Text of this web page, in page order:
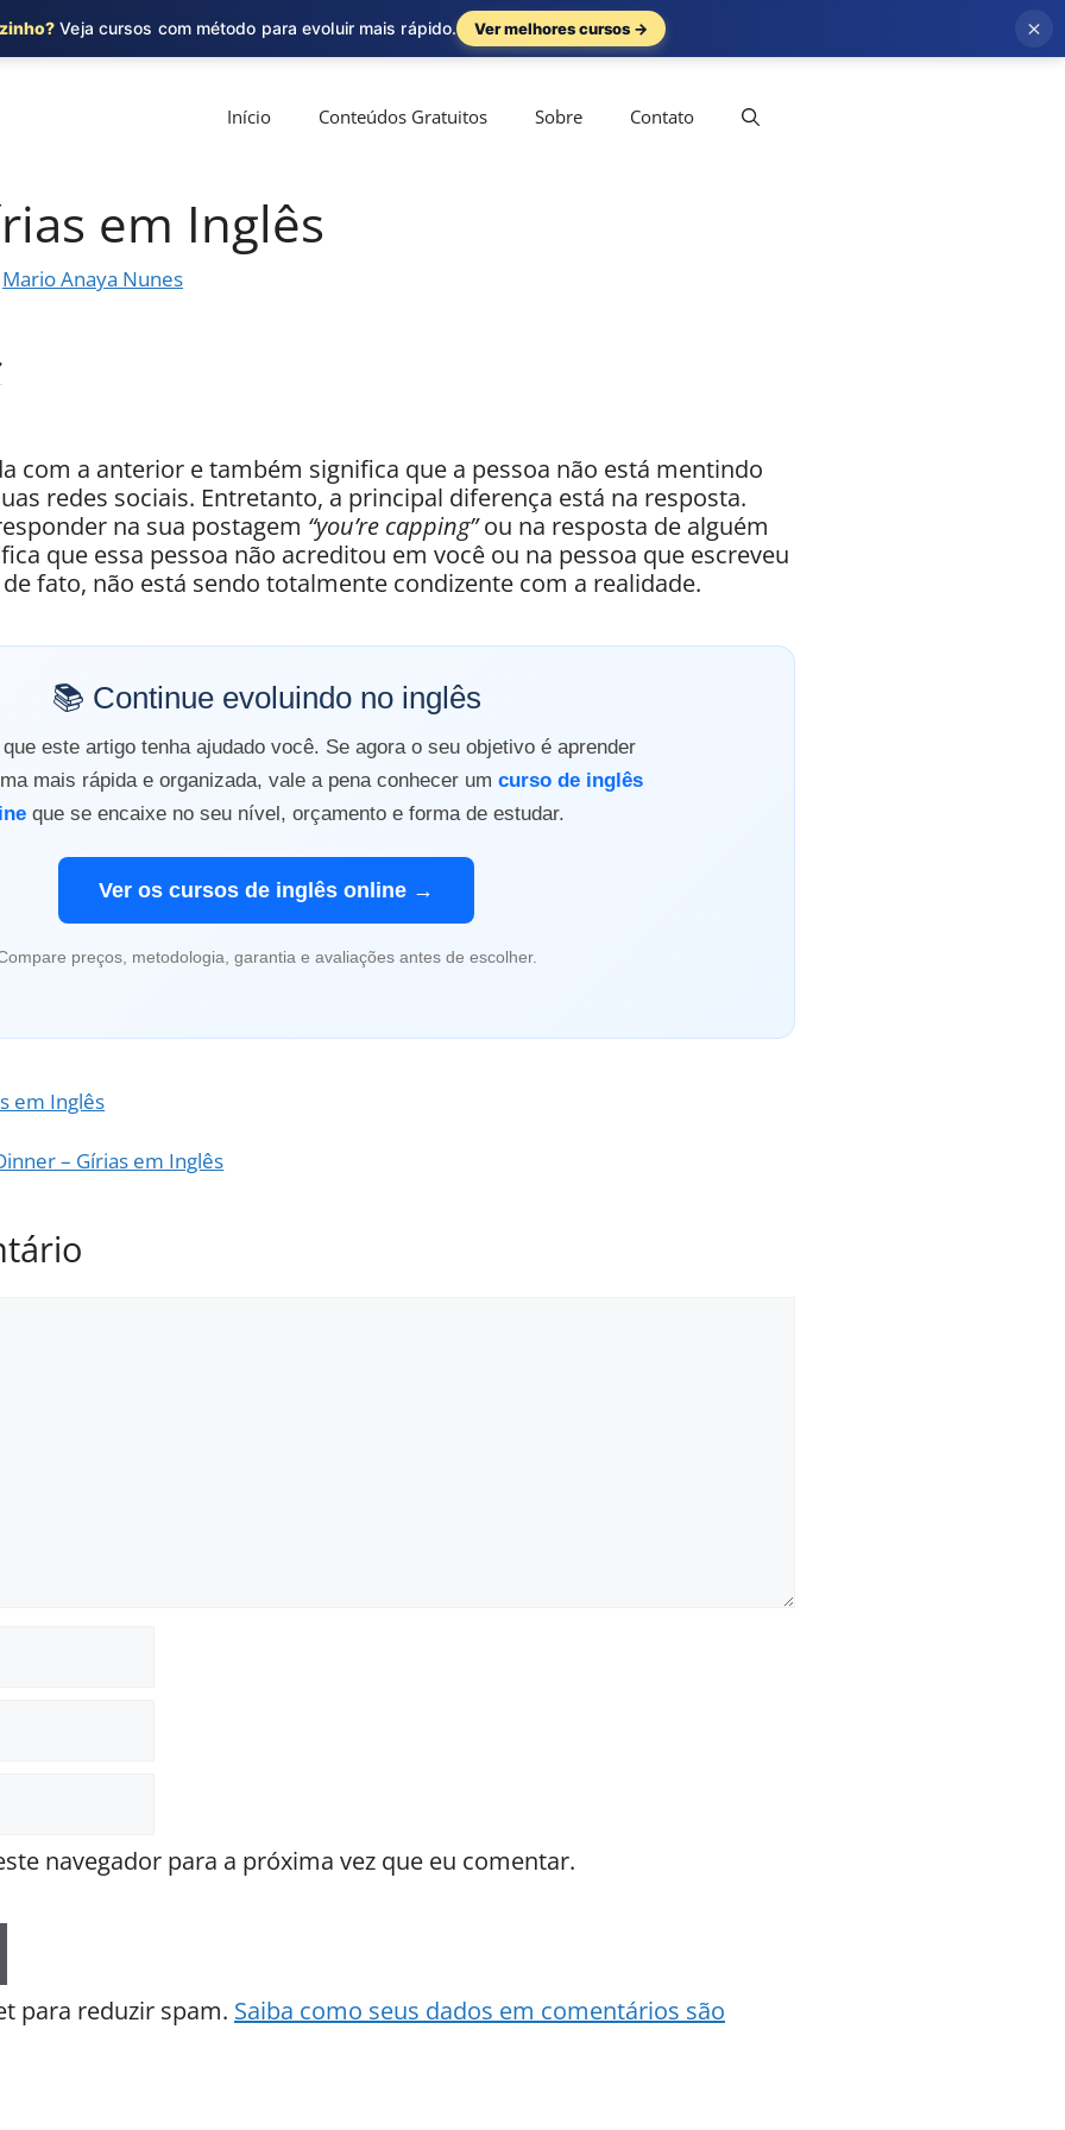
Início Conteúdos Gratuitos Sobre Contato
em Inglês
Mario Anaya Nunes
com a anterior e também significa que a pessoa não está mentindo
redes sociais. Entretanto, a principal diferença está na resposta.
na sua postagem “you’re capping”ou na resposta de alguém
que essa pessoa não acreditou em você ou na pessoa que escreveu
fato, não está sendo totalmente condizente com a realidade.
📚 Continue evoluindo no inglês
este artigo tenha ajudado você. Se agora o seu objetivo é aprender
mais rápida e organizada, vale a pena conhecer um curso de inglês
que se encaixe no seu nível, orçamento e forma de estudar.
Ver os cursos de inglês online →
preços, metodologia, garantia e avaliações antes de escolher.
em Inglês
– Gírias em Inglês
navegador para a próxima vez que eu comentar.
para reduzir spam. Saiba como seus dados em comentários são
Veja cursos com método para evoluir mais rápido. Ver melhores cursos → ×